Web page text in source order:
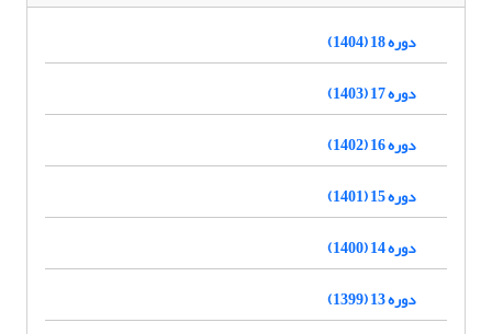
دوره 18 (1404)
دوره 17 (1403)
دوره 16 (1402)
دوره 15 (1401)
دوره 14 (1400)
دوره 13 (1399)